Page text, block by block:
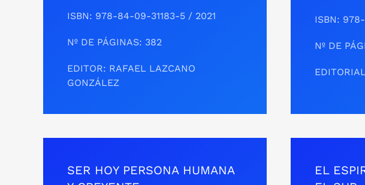
ISBN: 978-84-09-31183-5 / 2021
Nº DE PÁGINAS: 382
EDITOR: RAFAEL LAZCANO
GONZÁLEZ
ISBN:
Nº DE
SER HOY PERSONA HUMANA
EL